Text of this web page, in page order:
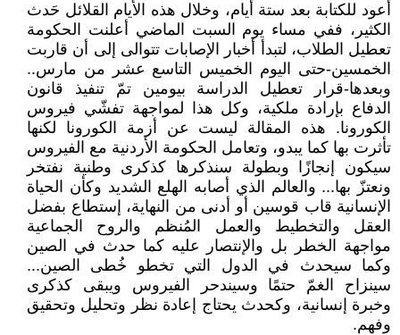
أعود للكتابة بعد ستة أيام، وخلال هذه الأيام القلائل حَدث
الكثير، ففي مساء يوم السبت الماضي أعلنت الحكومة
تعطيل الطلاب، لتبدأ أخبار الإصابات تتوالى إلى أن قاربت
الخمسين-حتى اليوم الخميس التاسع عشر من مارس..
وبعدها-قرار تعطيل الدراسة بيومين تمّ تنفيذ قانون
الدفاع بإرادة ملكية، وكل هذا لمواجهة تفشّي فيروس
الكورونا. هذه المقالة ليست عن أزمة الكورونا لكنها
تأثرت بها كما يبدو، وتعامل الحكومة الأردنية مع الفيروس
سيكون إنجازًا وبطولة سنذكرها كذكرى وطنية نفتخر
ونعتزّ بها... والعالم الذي أصابه الهلع الشديد وكأن الحياة
الإنسانية قاب قوسين أو أدنى من النهاية، إستطاع بفضل
العقل والتخطيط والعمل المُنظم والروح الجماعية
مواجهة الخطر بل والإنتصار عليه كما حدث في الصين
وكما سيحدث في الدول التي تخطو خُطى الصين...
سينزاح الغمّ حتمًا وسيندحر الفيروس ويبقى كذكرى
وخبرة إنسانية، وكحدث يحتاج إعادة نظر وتحليل وتحقيق
وفهم.